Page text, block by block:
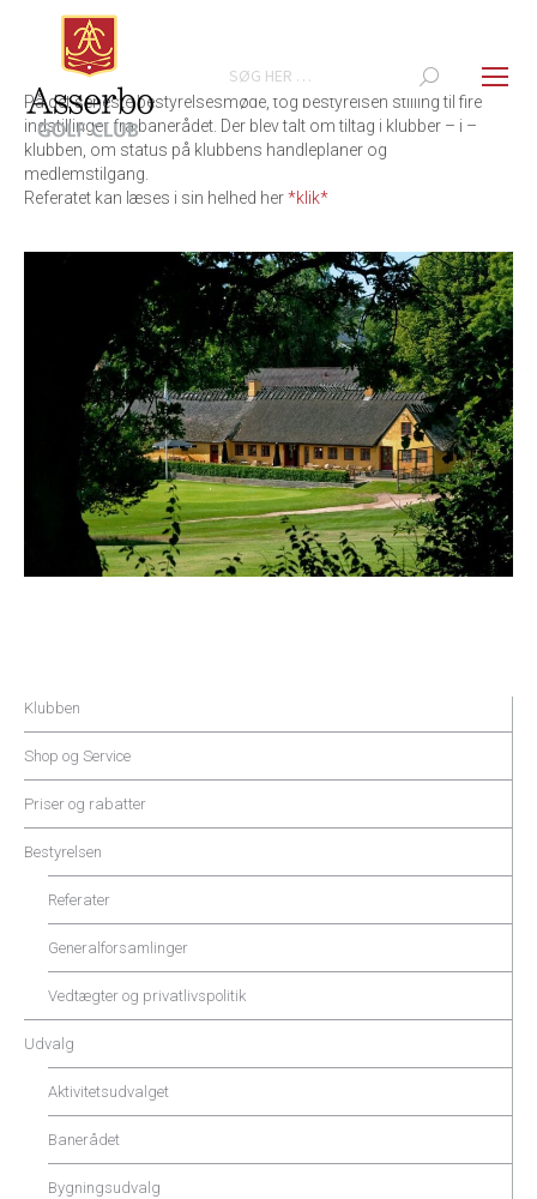
Search:
På det seneste bestyrelsesmøde, tog bestyrelsen stilling til fire
indstillinger fra banerådet. Der blev talt om tiltag i klubber – i –
klubben, om status på klubbens handleplaner og
medlemstilgang.
Referatet kan læses i sin helhed her*klik*
Klubben
Shop og Service
Priser og rabatter
Bestyrelsen
Referater
Generalforsamlinger
Vedtægter og privatlivspolitik
Udvalg
Aktivitetsudvalget
Banerådet
Bygningsudvalg